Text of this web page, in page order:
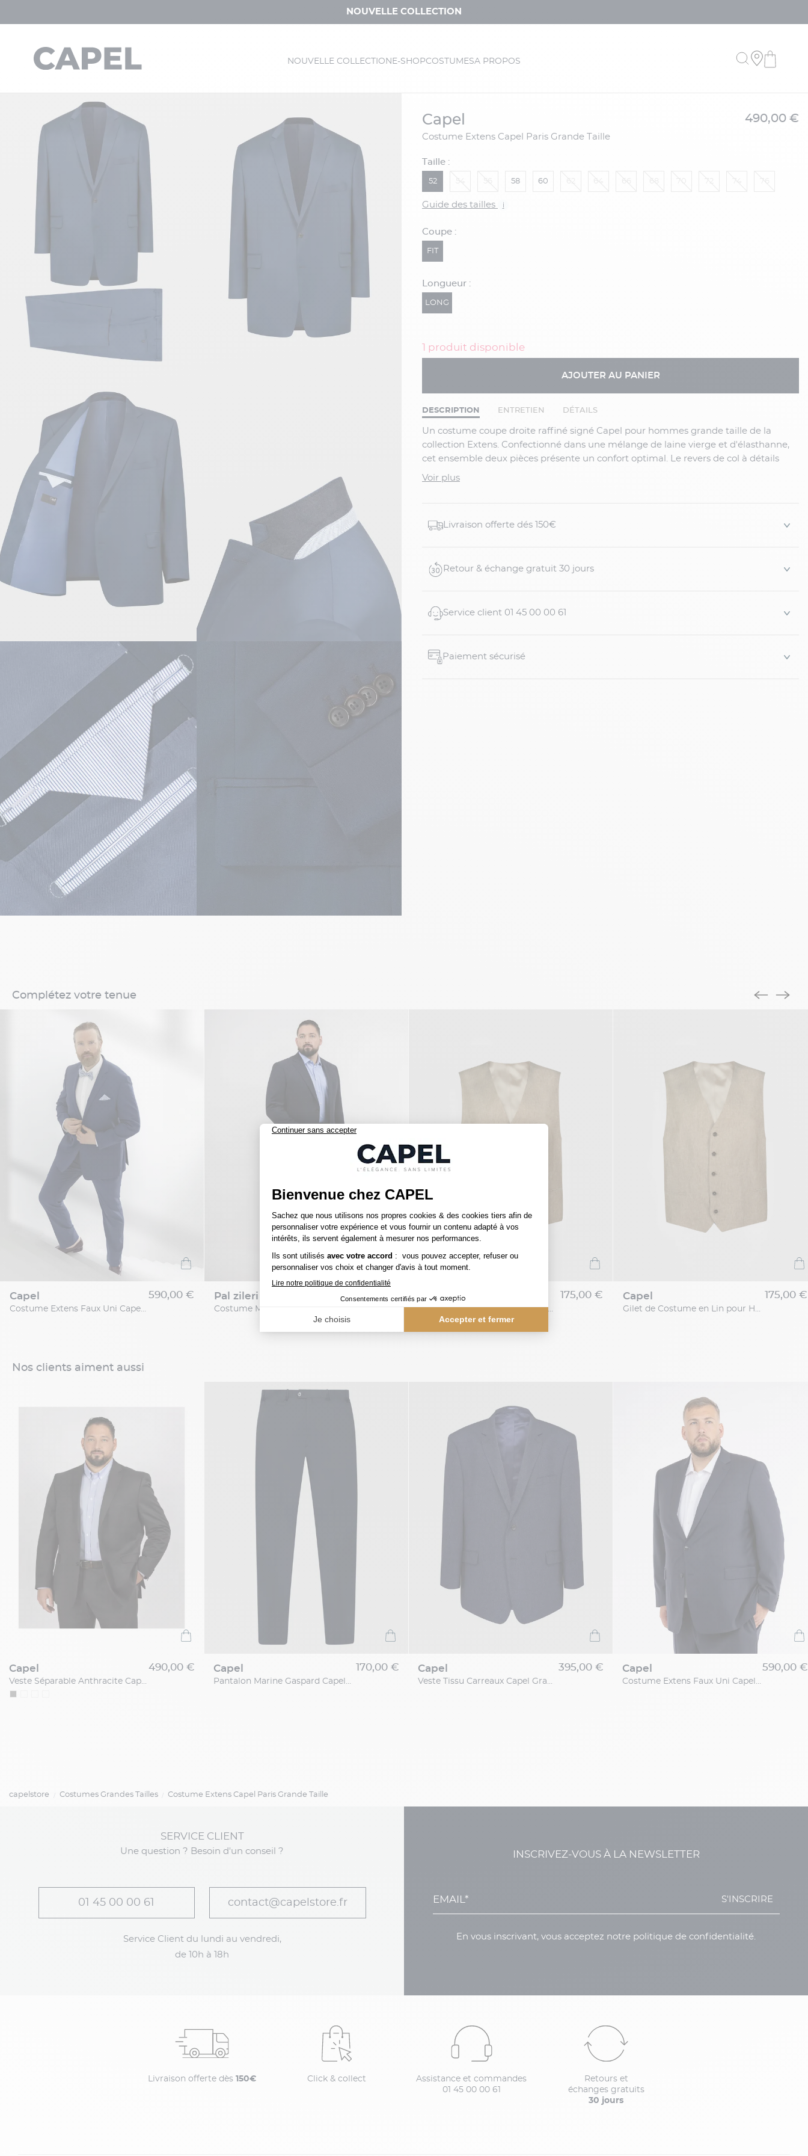
NOUVELLE COLLECTION
NOUVELLE COLLECTION E-SHOPCOSTUMESA PROPOS
capel
Costume Extens Capel Paris Grande Taille
490,00 €
Taille :
52 58 60
Guide des tailles i
Coupe :
FIT
Longueur :
LONG
1 produit disponible
AJOUTER AU PANIER
DESCRIPTION ENTRETIEN DÉTAILS
Un costume coupe droite raffiné signé Capel pour hommes grande taille de la
collection Extens. Confectionné dans une mélange de laine vierge et d'élasthanne,
cet ensemble deux pièces présente un confort optimal. Le revers de col à détails
contrastants apporte une touche élégante à ce costume extensible conçu pour les
Voir plus
Livraison offerte dés 150€
Retour & échange gratuit 30 jours
Service client 01 45 00 00 61
Paiement sécurisé
Complétez votre tenue
capel
Costume Extens Faux Uni Capel Grande Taille
590,00 € pal zileri
1 590,00
capel
Gilet de Costume en Lin Grande Taille Beige
175,00 € capel
Gilet de Costume en Lin pour Homme Grand Beige
175,00 €
Nos clients aiment aussi
capel
Veste Séparable Anthracite Capel Grande Taille
490,00 € capel
Pantalon Marine Gaspard Capel Grande Taille
170,00 € capel
Veste Tissu Carreaux Capel Grande Taille
395,00 € capel
Costume Extens Faux Uni Capel Grande Taille
590,00 €
capelstore Costumes Grandes Tailles Costume Extens Capel Paris Grande Taille
SERVICE CLIENT
Une question ? Besoin d'un conseil ?
01 45 00 00 61 contact@capelstore.fr
Service Client du lundi au vendredi,
de 10h à 18h
INSCRIVEZ-VOUS À LA NEWSLETTER
S'INSCRIRE
En vous inscrivant, vous acceptez notre politique de confidentialité.
Livraison offerte dès 150€ Click & collect
Assistance et commandes
01 45 00 00 61
Retours et
échanges gratuits
30 jours